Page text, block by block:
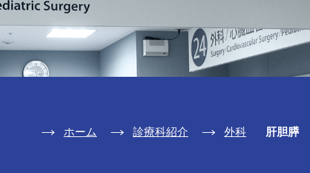
ホーム 診療科紹介 外科 肝胆膵